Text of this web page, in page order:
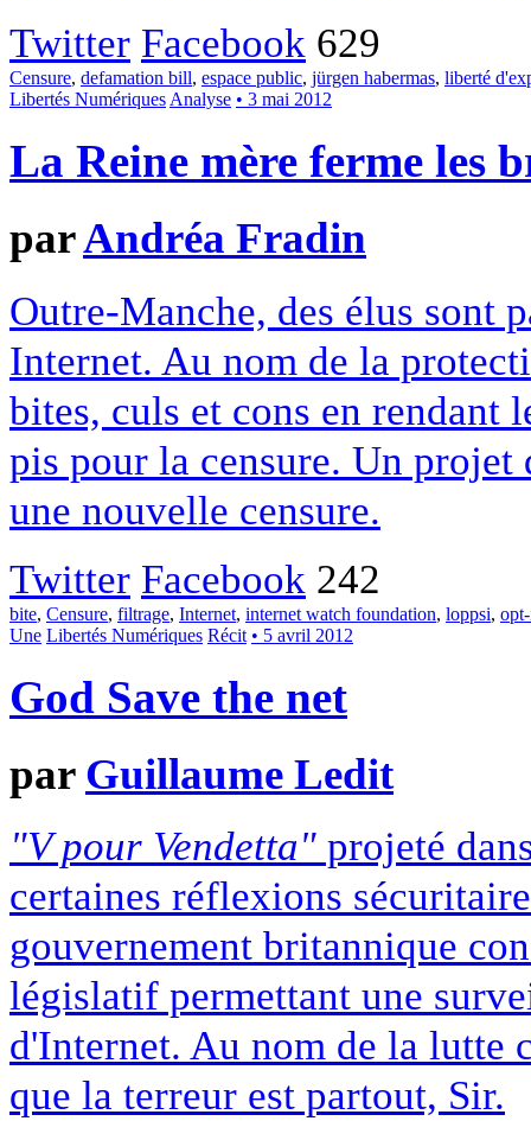
Twitter Facebook 629
Censure, defamation bill, espace public, jürgen habermas, liberté
Libertés NumériquesAnalyse • 3 mai 2012
La Reine mère ferme les
parAndréa Fradin
Outre-Manche, des élus sont
Internet. Au nom de la
bites, culs et cons en rendant
pis pour la censure. Un
une nouvelle censure.
Twitter Facebook 242
bite, Censure, filtrage, Internet, internet watch foundation, loppsi,
Une Libertés Numériques Récit • 5 avril 2012
God Save the net
par Guillaume Ledit
"V pour Vendetta" projeté
certaines réflexions
gouvernement britannique
législatif permettant une
d'Internet. Au nom de la lutte
que la terreur est partout, Sir.